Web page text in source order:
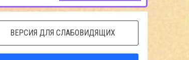
ВЕРСИЯ ДЛЯ СЛАБОВИДЯЩИХ